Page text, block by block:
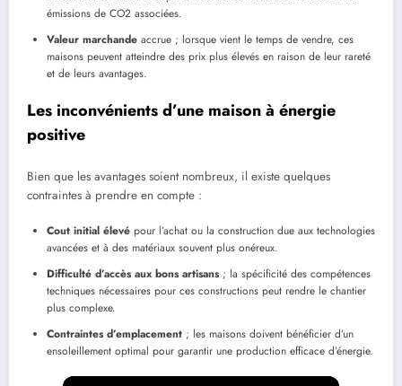
émissions de CO2 associées.
Valeur marchande accrue ; lorsque vient le temps de vendre, ces
maisons peuvent atteindre des prix plus élevés en raison de leur rareté
et de leurs avantages.
Les inconvénients d’une maison à énergie
positive
Bien que les avantages soient nombreux, il existe quelques
contraintes à prendre en compte :
Cout initial élevé pour l’achat ou la construction due aux technologies
avancées et à des matériaux souvent plus onéreux.
Difficulté d’accès aux bons artisans; la spécificité des compétences
techniques nécessaires pour ces constructions peut rendre le chantier
plus complexe.
Contraintes d’emplacement ; les maisons doivent bénéficier d’un
ensoleillement optimal pour garantir une production efficace d’énergie.